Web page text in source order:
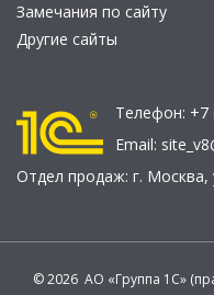
Замечания по сайту
Другие сайты
Телефон: +7
Email:
Отдел продаж: г. Москва,
© 2026 АО «Группа 1С»